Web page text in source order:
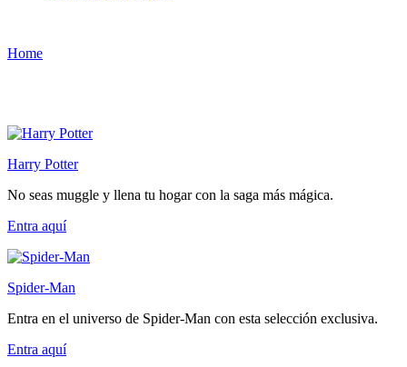
Home
Harry Potter
No seas muggle y llena tu hogar con la saga más mágica.
Entra aquí
Spider-Man
Entra en el universo de Spider-Man con esta selección exclusiva.
Entra aquí